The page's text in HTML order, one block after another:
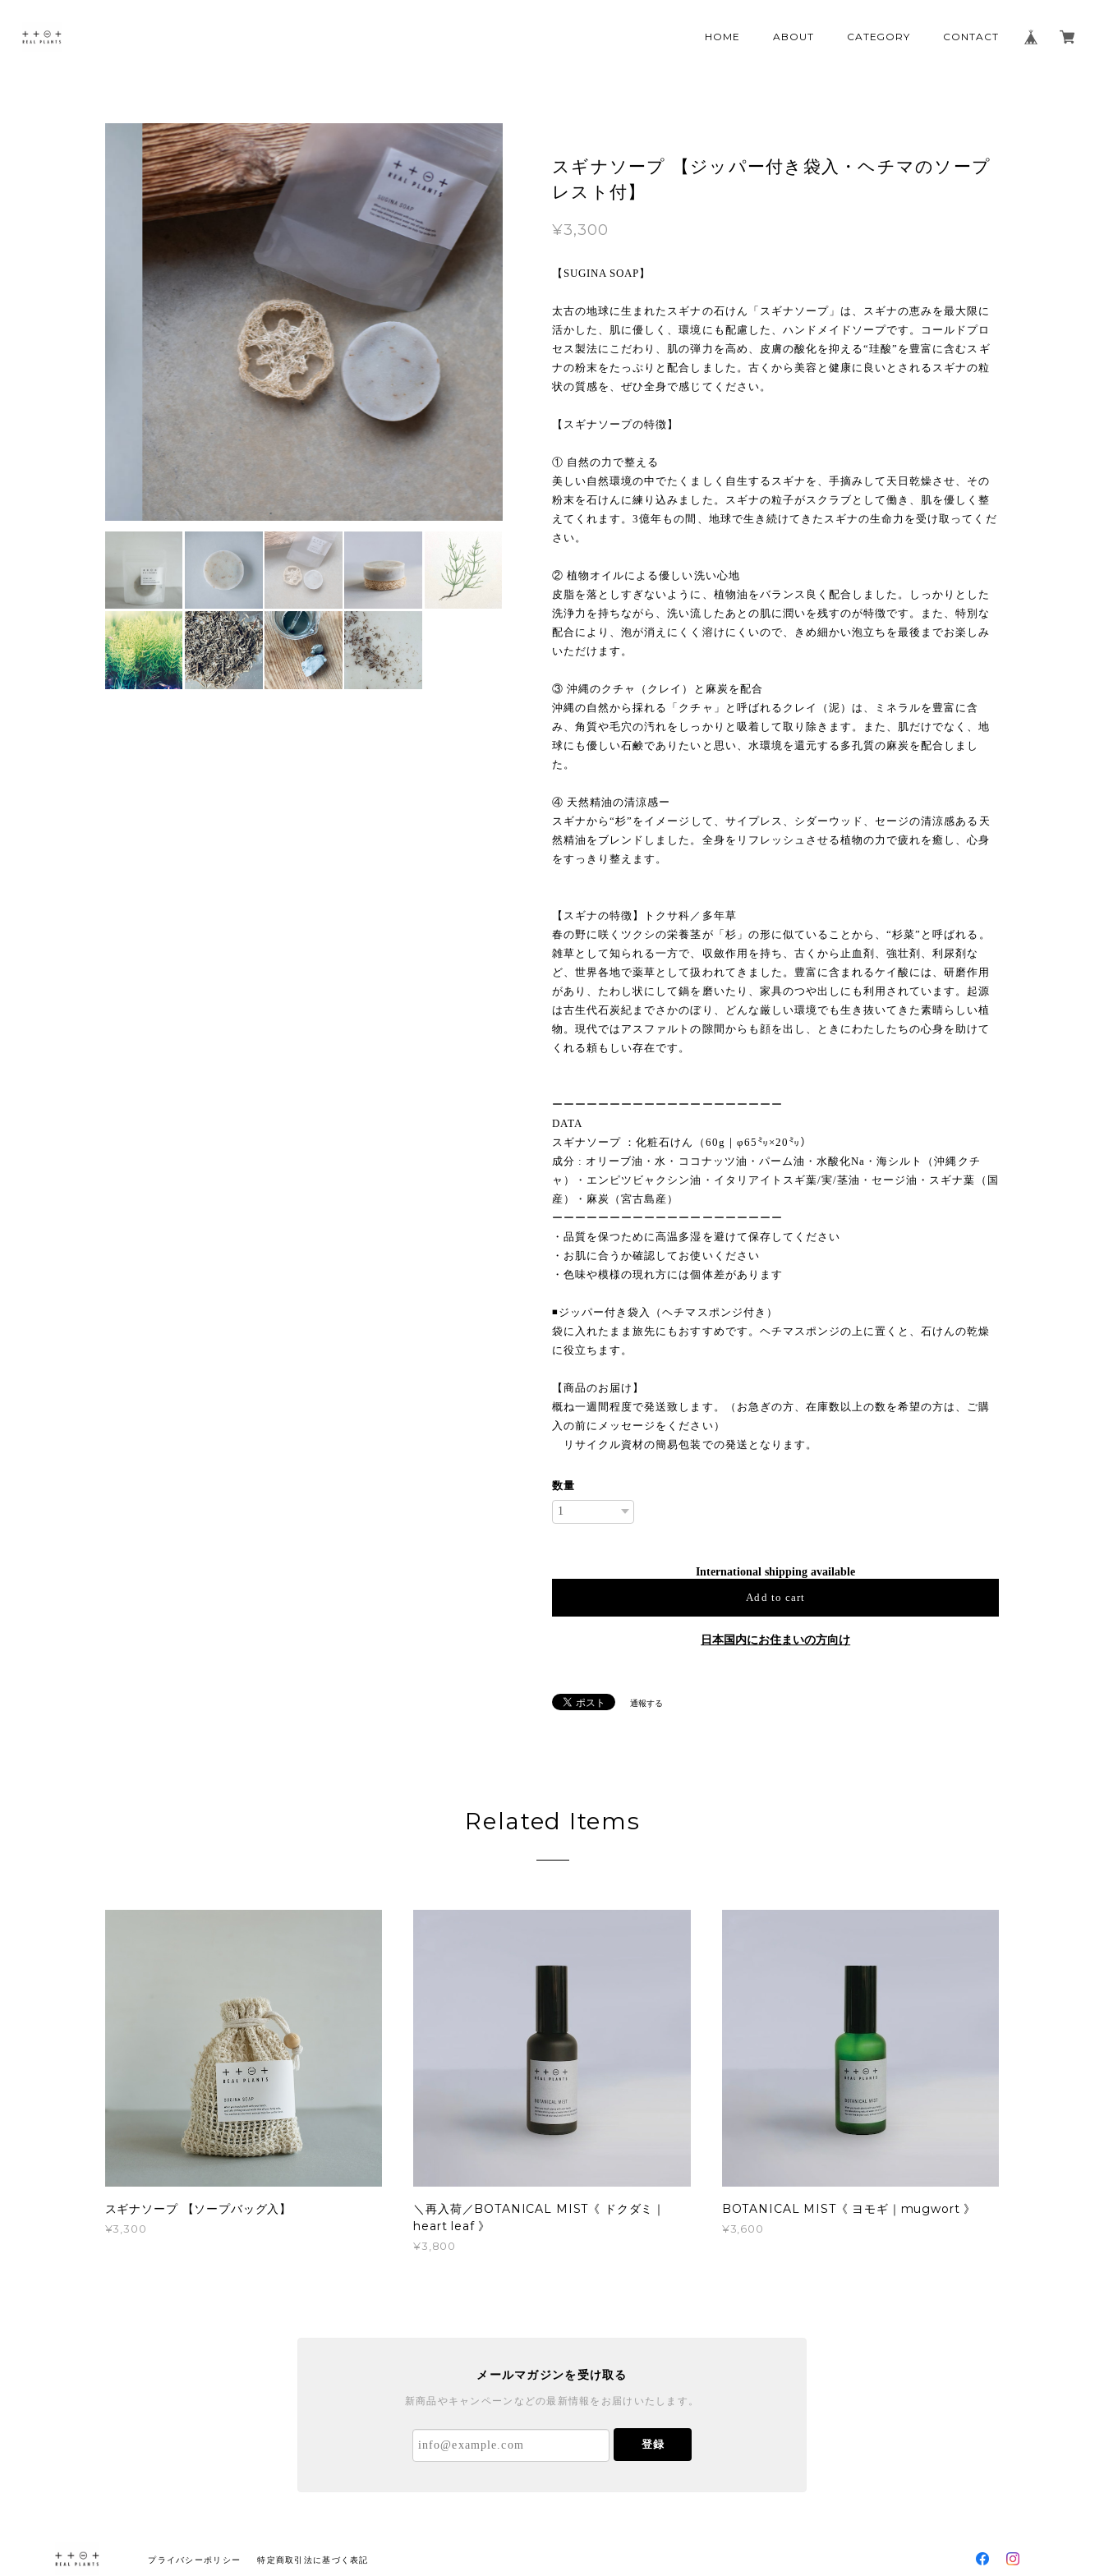
HOME ABOUT CATEGORY CONTACT
スギナソープ 【ジッパー付き袋入・ヘチマのソープ
レスト付】
¥3,300
【SUGINA SOAP】
太古の地球に生まれたスギナの石けん「スギナソープ」は、スギナの恵みを最大限に
活かした、肌に優しく、環境にも配慮した、ハンドメイドソープです。コールドプロ
セス製法にこだわり、肌の弾力を高め、皮膚の酸化を抑える“珪酸”を豊富に含むスギ
ナの粉末をたっぷりと配合しました。古くから美容と健康に良いとされるスギナの粒
状の質感を、ぜひ全身で感じてください。
【スギナソープの特徴】
① 自然の力で整える
美しい自然環境の中でたくましく自生するスギナを、手摘みして天日乾燥させ、その
粉末を石けんに練り込みました。スギナの粒子がスクラブとして働き、肌を優しく整
えてくれます。3億年もの間、地球で生き続けてきたスギナの生命力を受け取ってくだ
さい。
② 植物オイルによる優しい洗い心地
皮脂を落としすぎないように、植物油をバランス良く配合しました。しっかりとした
洗浄力を持ちながら、洗い流したあとの肌に潤いを残すのが特徴です。また、特別な
配合により、泡が消えにくく溶けにくいので、きめ細かい泡立ちを最後までお楽しみ
いただけます。
③ 沖縄のクチャ（クレイ）と麻炭を配合
沖縄の自然から採れる「クチャ」と呼ばれるクレイ（泥）は、ミネラルを豊富に含
み、角質や毛穴の汚れをしっかりと吸着して取り除きます。また、肌だけでなく、地
球にも優しい石鹸でありたいと思い、水環境を還元する多孔質の麻炭を配合しまし
た。
④ 天然精油の清涼感ー
スギナから“杉”をイメージして、サイプレス、シダーウッド、セージの清涼感ある天
然精油をブレンドしました。全身をリフレッシュさせる植物の力で疲れを癒し、心身
をすっきり整えます。
【スギナの特徴】トクサ科／多年草
春の野に咲くツクシの栄養茎が「杉」の形に似ていることから、“杉菜”と呼ばれる。
雑草として知られる一方で、収斂作用を持ち、古くから止血剤、強壮剤、利尿剤な
ど、世界各地で薬草として扱われてきました。豊富に含まれるケイ酸には、研磨作用
があり、たわし状にして鍋を磨いたり、家具のつや出しにも利用されています。起源
は古生代石炭紀までさかのぼり、どんな厳しい環境でも生き抜いてきた素晴らしい植
物。現代ではアスファルトの隙間からも顔を出し、ときにわたしたちの心身を助けて
くれる頼もしい存在です。
ーーーーーーーーーーーーーーーーーーーー
DATA
スギナソープ ：化粧石けん（60g｜φ65㍉×20㍉）
成分 : オリーブ油・水・ココナッツ油・パーム油・水酸化Na・海シルト（沖縄クチ
ャ）・エンピツビャクシン油・イタリアイトスギ葉/実/茎油・セージ油・スギナ葉（国
産）・麻炭（宮古島産）
ーーーーーーーーーーーーーーーーーーーー
・品質を保つために高温多湿を避けて保存してください
・お肌に合うか確認してお使いください
・色味や模様の現れ方には個体差があります
◾️ジッパー付き袋入（ヘチマスポンジ付き）
袋に入れたまま旅先にもおすすめです。ヘチマスポンジの上に置くと、石けんの乾燥
に役立ちます。
【商品のお届け】
概ね一週間程度で発送致します。（お急ぎの方、在庫数以上の数を希望の方は、ご購
入の前にメッセージをください）
リサイクル資材の簡易包装での発送となります。
数量
International shipping available
Add to cart
日本国内にお住まいの方向け
通報する
Related Items
スギナソープ 【ソープバッグ入】
¥3,300
＼再入荷／BOTANICAL MIST《 ドクダミ｜
heart leaf 》
¥3,800
BOTANICAL MIST《 ヨモギ｜mugwort 》
¥3,600
メールマガジンを受け取る
新商品やキャンペーンなどの最新情報をお届けいたします。
登録
プライバシーポリシー 特定商取引法に基づく表記